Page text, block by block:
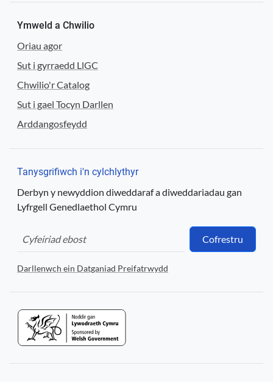
Ymweld a Chwilio
Oriau agor
Sut i gyrraedd LlGC
Chwilio'r Catalog
Sut i gael Tocyn Darllen
Arddangosfeydd
Tanysgrifiwch i'n cylchlythyr
Derbyn y newyddion diweddaraf a diweddariadau gan
Lyfrgell Genedlaethol Cymru
Cofrestru
Darllenwch ein Datganiad Preifatrwydd